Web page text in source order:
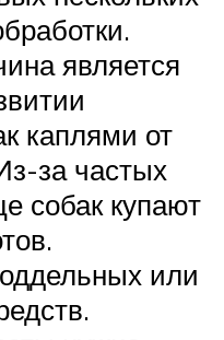
является
каплями от
за частых
собак купают
или